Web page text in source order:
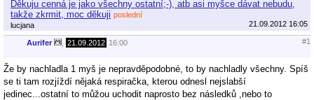
Děkuju cenná je jako všechny ostatní;-), atb asi myšce dávat nebudu,
takže zkrmit, moc děkuji poslední
lucjana
21.09.2012 16:05
Aurifer 21.09.2012 16:00 #1
Že by nachladla 1 myš je nepravděpodobné, to by nachladly všechny. Spíš
se ti tam rozjíždí nějaká respiračka, kterou odnesl nejslabší
jedinec...ostatní to můžou uchodit naprosto bez následků ,nebo to